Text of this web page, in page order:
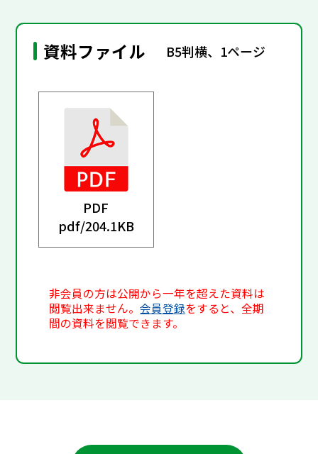
資料ファイル B5判横、1ページ
PDF
pdf/204.1KB
非会員の方は公開から一年を超えた資料は
閲覧出来ません。会員登録をすると、全期
間の資料を閲覧できます。